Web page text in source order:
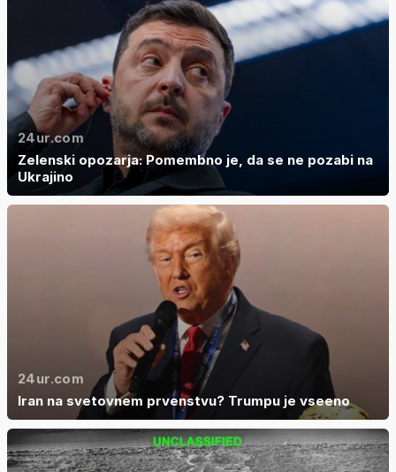
24ur.com
Zelenski opozarja: Pomembno je, da se ne pozabi na
Ukrajino
24ur.com
Iran na svetovnem prvenstvu? Trumpu je vseeno